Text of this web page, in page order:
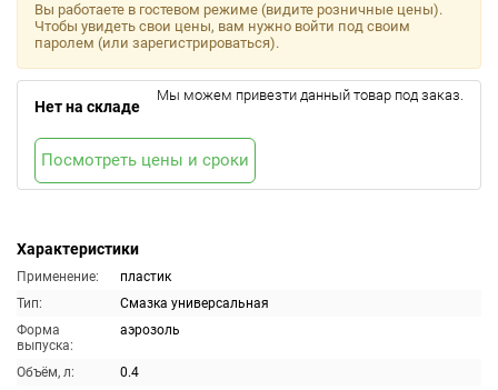
Характеристики
Применение:
пластик
Тип:
Смазка универсальная
Форма
выпуска:
аэрозоль
Объём, л:
0.4
Вы работаете в гостевом режиме (видите розничные цены).
Чтобы увидеть свои цены, вам нужно войти под своим
паролем (или зарегистрироваться).
Нет на складе
Мы можем привезти данный товар под заказ.
Посмотреть цены и сроки